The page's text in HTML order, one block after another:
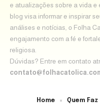
e atualizações sobre a vida
blog visa informar e inspirar
análises e notícias, o Folha
engajamento com a fé e
religiosa.
Dúvidas? Entre em contato
Home Quem Faz